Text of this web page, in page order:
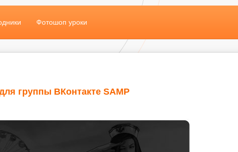
Фотошоп уроки
группы ВКонтакте SAMP